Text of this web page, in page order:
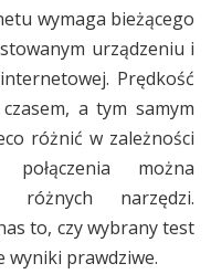
wymaga bieżącego
urządzeniu i
Prędkość
a tym samym
różnić w zależności
można
różnych narzędzi.
to, czy wybrany test
wyniki prawdziwe.